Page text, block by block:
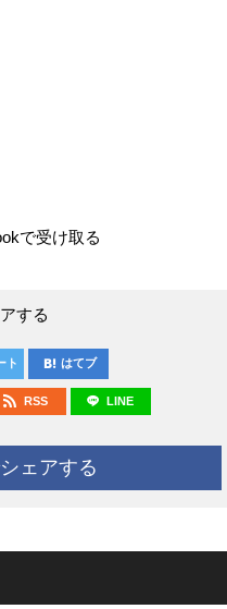
で受け取る
する
ト はてブ
RSS LINE
ェアする